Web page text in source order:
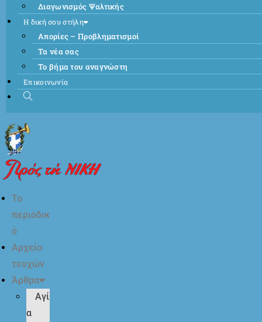
Διαγωνισμός Ψαλτικής
Η δική σου στήλη
Απορίες – Προβληματισμοί
Τα νέα σας
Το βήμα του αναγνώστη
Επικοινωνία
Το
περιοδικ
ό
Αρχείο
τευχών
Άρθρα
Αγί
α